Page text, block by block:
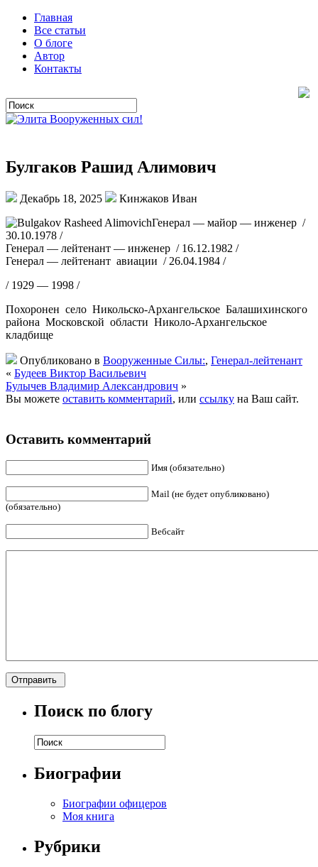
Главная
Все статьи
О блоге
Автор
Контакты
Булгаков Рашид Алимович
Декабрь 18, 2025
Кинжаков Иван
Генерал — майор — инженер /
30.10.1978 /
Генерал — лейтенант — инженер / 16.12.1982 /
Генерал — лейтенант авиации / 26.04.1984 /
/ 1929 — 1998 /
Похоронен село Никольско-Архангельское Балашихинского
района Московской области Николо-Архангельское
кладбище
Опубликовано в Вооруженные Силы:, Генерал-лейтенант
« Будеев Виктор Васильевич
Булычев Владимир Александрович »
Вы можете оставить комментарий, или ссылку на Ваш сайт.
Оставить комментарий
Имя (обязательно)
Mail (не будет опубликовано)
(обязательно)
Вебсайт
Поиск по блогу
Биографии
Биографии офицеров
Моя книга
Рубрики